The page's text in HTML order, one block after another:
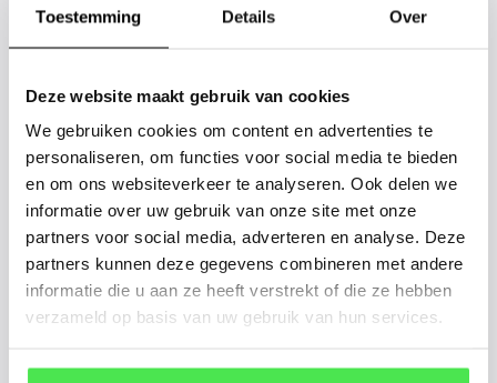
Toestemming Details Over
Deze website maakt gebruik van cookies
We gebruiken cookies om content en advertenties te
personaliseren, om functies voor social media te bieden
en om ons websiteverkeer te analyseren. Ook delen we
informatie over uw gebruik van onze site met onze
partners voor social media, adverteren en analyse. Deze
partners kunnen deze gegevens combineren met andere
informatie die u aan ze heeft verstrekt of die ze hebben
verzameld op basis van uw gebruik van hun services.
gaan we voor u kijken. Stuur ons
de plantnaam, hoogte, stamdikte en
vorm. Wilt u weten hoe uw plant of
boom er ongeveer eruit ziet? We
kunnen u een foto sturen.
info@tuinplantenbezorgd.nl
06 45 601 508 (tijdelijk niet bereikbaar)